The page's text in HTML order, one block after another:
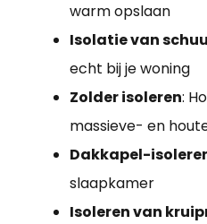
warm opslaan
Isolatie van
echt bij je woning
Zolder isoleren:
massieve- en
Dakkapel-
slaapkamer
Isoleren van